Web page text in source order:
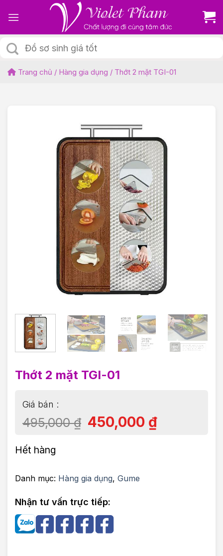
Tìm
kiếm:
Trang chủ / Hàng gia dụng / Thớt 2 mặt TGI-01
Thớt 2 mặt TGI-01
495,000₫ 450,000 ₫
Hết hàng
Danh mục: Hàng gia dụng, Gume
Nhận tư vấn trực tiếp: